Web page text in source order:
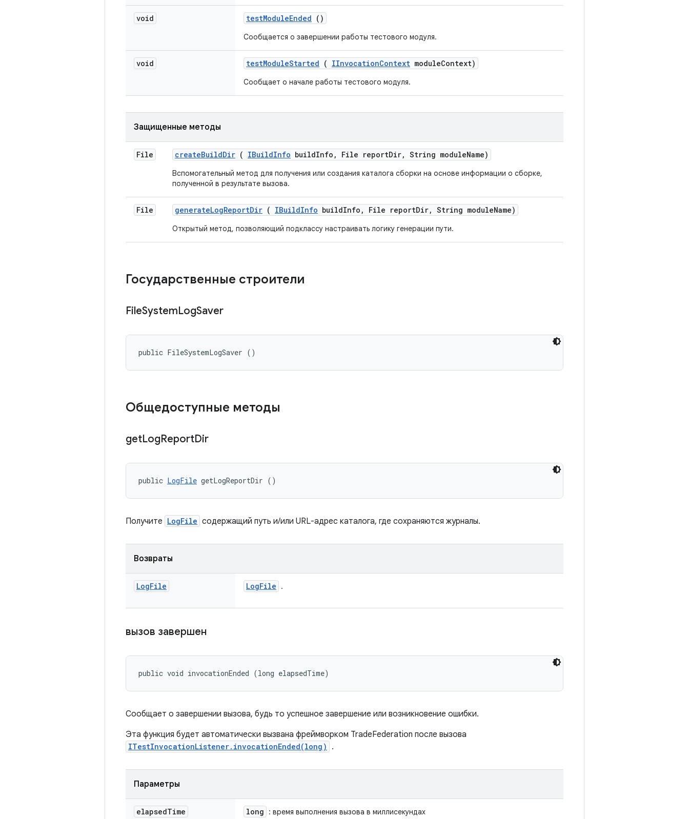
void testModuleEnded ()
Сообщается о завершении работы тестового модуля.
void testModuleStarted ( IInvocationContext moduleContext)
Сообщает о начале работы тестового модуля.
Защищенные методы
File createBuildDir ( IBuildInfo buildInfo , File reportDir, String moduleName)
Вспомогательный метод для получения или создания каталога сборки на основе информации о сборке,
полученной в результате вызова.
File generateLogReportDir ( IBuildInfo buildInfo , File reportDir, String moduleName)
Открытый метод, позволяющий подклассу настраивать логику генерации пути.
Государственные строители
FileSystemLogSaver
public FileSystemLogSaver ()
Общедоступные методы
getLogReportDir
public LogFile getLogReportDir ()
Получите LogFile содержащий путь и/или URL-адрес каталога, где сохраняются журналы.
Возвраты
LogFile LogFile .
вызов завершен
public void invocationEnded (long elapsedTime)
Сообщает о завершении вызова, будь то успешное завершение или возникновение ошибки.
Эта функция будет автоматически вызвана фреймворком TradeFederation после вызова
ITestInvocationListener.invocationEnded(long) .
Параметры
elapsedTime long : время выполнения вызова в миллисекундах